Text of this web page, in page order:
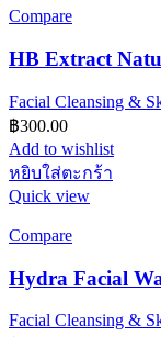
Compare
HB Extract
Facial Cleansing &
฿300.00
Add to wishlist
หยิบใส่ตะกร้า
Quick view
Compare
Hydra Facial
Facial Cleansing &